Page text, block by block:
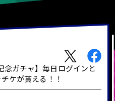
念ガチャ】毎日ログインと
ケが貰える！！